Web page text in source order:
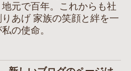
元で百年。これからも社
あげ 家族の笑顔と絆を一
の使命。